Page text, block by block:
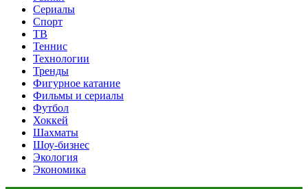
Сериалы
Спорт
ТВ
Теннис
Технологии
Тренды
Фигурное катание
Фильмы и сериалы
Футбол
Хоккей
Шахматы
Шоу-бизнес
Экология
Экономика